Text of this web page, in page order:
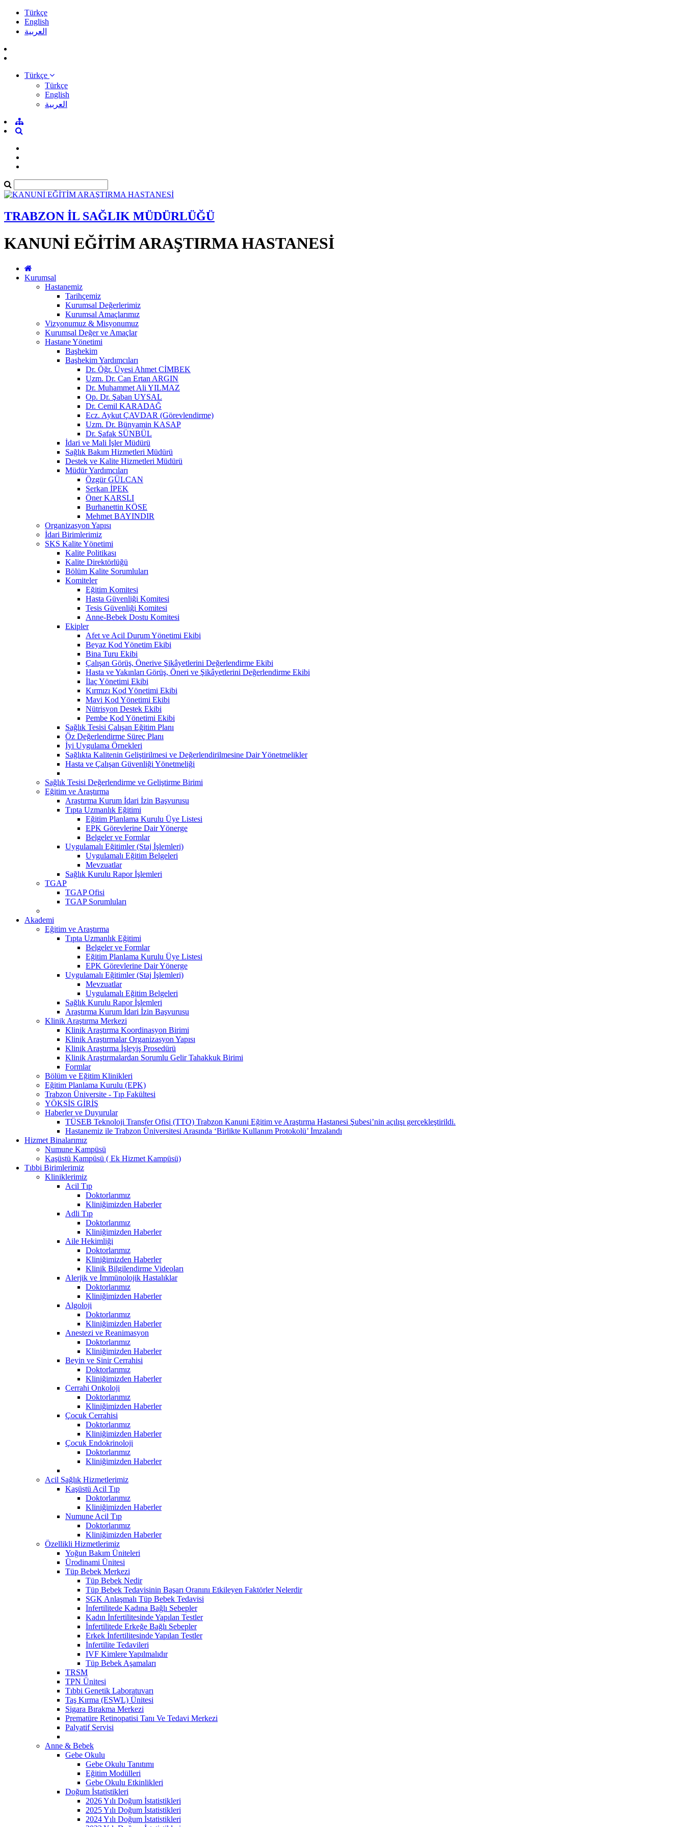
Türkçe
English
العربية
Türkçe
Türkçe
English
العربية
TRABZON İL SAĞLIK MÜDÜRLÜĞÜ
KANUNİ EĞİTİM ARAŞTIRMA HASTANESİ
Kurumsal
Hastanemiz
Tarihçemiz
Kurumsal Değerlerimiz
Kurumsal Amaçlarımız
Vizyonumuz & Misyonumuz
Kurumsal Değer ve Amaçlar
Hastane Yönetimi
Başhekim
Başhekim Yardımcıları
Dr. Öğr. Üyesi Ahmet CİMBEK
Uzm. Dr. Can Ertan ARGIN
Dr. Muhammet Ali YILMAZ
Op. Dr. Şaban UYSAL
Dr. Cemil KARADAĞ
Ecz. Aykut ÇAVDAR (Görevlendirme)
Uzm. Dr. Bünyamin KASAP
Dr. Şafak SÜNBÜL
İdari ve Mali İşler Müdürü
Sağlık Bakım Hizmetleri Müdürü
Destek ve Kalite Hizmetleri Müdürü
Müdür Yardımcıları
Özgür GÜLCAN
Serkan İPEK
Öner KARSLI
Burhanettin KÖSE
Mehmet BAYINDIR
Organizasyon Yapısı
İdari Birimlerimiz
SKS Kalite Yönetimi
Kalite Politikası
Kalite Direktörlüğü
Bölüm Kalite Sorumluları
Komiteler
Eğitim Komitesi
Hasta Güvenliği Komitesi
Tesis Güvenliği Komitesi
Anne-Bebek Dostu Komitesi
Ekipler
Afet ve Acil Durum Yönetimi Ekibi
Beyaz Kod Yönetim Ekibi
Bina Turu Ekibi
Çalışan Görüş, Önerive Şikâyetlerini Değerlendirme Ekibi
Hasta ve Yakınları Görüş, Öneri ve Şikâyetlerini Değerlendirme Ekibi
İlaç Yönetimi Ekibi
Kırmızı Kod Yönetimi Ekibi
Mavi Kod Yönetimi Ekibi
Nütrisyon Destek Ekibi
Pembe Kod Yönetimi Ekibi
Sağlık Tesisi Çalışan Eğitim Planı
Öz Değerlendirme Süreç Planı
İyi Uygulama Örnekleri
Sağlıkta Kalitenin Geliştirilmesi ve Değerlendirilmesine Dair Yönetmelikler
Hasta ve Çalışan Güvenliği Yönetmeliği
Sağlık Tesisi Değerlendirme ve Geliştirme Birimi
Eğitim ve Araştırma
Araştırma Kurum İdari İzin Başvurusu
Tıpta Uzmanlık Eğitimi
Eğitim Planlama Kurulu Üye Listesi
EPK Görevlerine Dair Yönerge
Belgeler ve Formlar
Uygulamalı Eğitimler (Staj İşlemleri)
Uygulamalı Eğitim Belgeleri
Mevzuatlar
Sağlık Kurulu Rapor İşlemleri
TGAP
TGAP Ofisi
TGAP Sorumluları
Akademi
Eğitim ve Araştırma
Tıpta Uzmanlık Eğitimi
Belgeler ve Formlar
Eğitim Planlama Kurulu Üye Listesi
EPK Görevlerine Dair Yönerge
Uygulamalı Eğitimler (Staj İşlemleri)
Mevzuatlar
Uygulamalı Eğitim Belgeleri
Sağlık Kurulu Rapor İşlemleri
Araştırma Kurum İdari İzin Başvurusu
Klinik Araştırma Merkezi
Klinik Araştırma Koordinasyon Birimi
Klinik Araştırmalar Organizasyon Yapısı
Klinik Araştırma İşleyiş Prosedürü
Klinik Araştırmalardan Sorumlu Gelir Tahakkuk Birimi
Formlar
Bölüm ve Eğitim Klinikleri
Eğitim Planlama Kurulu (EPK)
Trabzon Üniversite - Tıp Fakültesi
YÖKSİS GİRİŞ
Haberler ve Duyurular
TÜSEB Teknoloji Transfer Ofisi (TTO) Trabzon Kanuni Eğitim ve Araştırma Hastanesi Şubesi’nin açılışı gerçekleştirildi.
Hastanemiz ile Trabzon Üniversitesi Arasında ‘Birlikte Kullanım Protokolü’ İmzalandı
Hizmet Binalarımız
Numune Kampüsü
Kaşüstü Kampüsü ( Ek Hizmet Kampüsü)
Tıbbi Birimlerimiz
Kliniklerimiz
Acil Tıp
Doktorlarımız
Kliniğimizden Haberler
Adli Tıp
Doktorlarımız
Kliniğimizden Haberler
Aile Hekimliği
Doktorlarımız
Kliniğimizden Haberler
Klinik Bilgilendirme Videoları
Alerjik ve İmmünolojik Hastalıklar
Doktorlarımız
Kliniğimizden Haberler
Algoloji
Doktorlarımız
Kliniğimizden Haberler
Anestezi ve Reanimasyon
Doktorlarımız
Kliniğimizden Haberler
Beyin ve Sinir Cerrahisi
Doktorlarımız
Kliniğimizden Haberler
Cerrahi Onkoloji
Doktorlarımız
Kliniğimizden Haberler
Çocuk Cerrahisi
Doktorlarımız
Kliniğimizden Haberler
Çocuk Endokrinoloji
Doktorlarımız
Kliniğimizden Haberler
Acil Sağlık Hizmetlerimiz
Kaşüstü Acil Tıp
Doktorlarımız
Kliniğimizden Haberler
Numune Acil Tıp
Doktorlarımız
Kliniğimizden Haberler
Özellikli Hizmetlerimiz
Yoğun Bakım Üniteleri
Ürodinami Ünitesi
Tüp Bebek Merkezi
Tüp Bebek Nedir
Tüp Bebek Tedavisinin Başarı Oranını Etkileyen Faktörler Nelerdir
SGK Anlaşmalı Tüp Bebek Tedavisi
İnfertilitede Kadına Bağlı Sebepler
Kadın İnfertilitesinde Yapılan Testler
İnfertilitede Erkeğe Bağlı Sebepler
Erkek İnfertilitesinde Yapılan Testler
İnfertilite Tedavileri
IVF Kimlere Yapılmalıdır
Tüp Bebek Aşamaları
TRSM
TPN Ünitesi
Tıbbi Genetik Laboratuvarı
Taş Kırma (ESWL) Ünitesi
Sigara Bırakma Merkezi
Prematüre Retinopatisi Tanı Ve Tedavi Merkezi
Palyatif Servisi
Anne & Bebek
Gebe Okulu
Gebe Okulu Tanıtımı
Eğitim Modülleri
Gebe Okulu Etkinlikleri
Doğum İstatistikleri
2026 Yılı Doğum İstatistikleri
2025 Yılı Doğum İstatistikleri
2024 Yılı Doğum İstatistikleri